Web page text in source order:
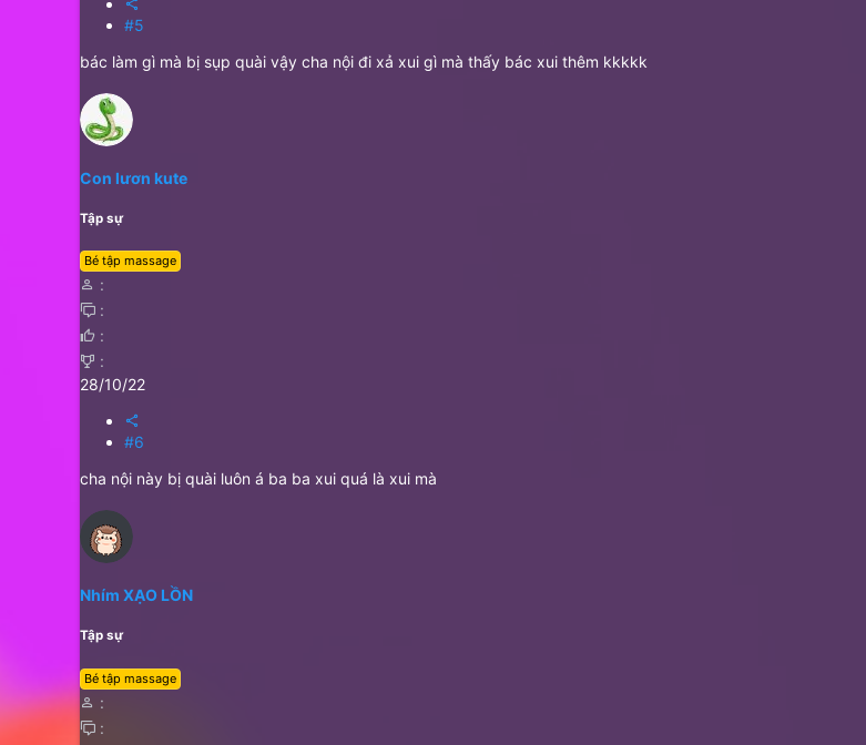
#5
bác làm gì mà bị sụp quài vậy cha nội đi xả xui gì mà thấy bác xui thêm kkkkk
Con lươn kute
Tập sự
Bé tập massage
28/10/22
#6
cha nội này bị quài luôn á ba ba xui quá là xui mà
Nhím XẠO LỒN
Tập sự
Bé tập massage